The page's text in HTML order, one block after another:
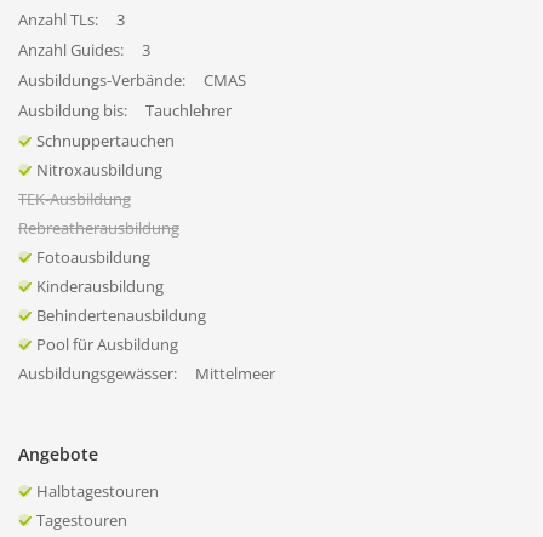
Anzahl TLs:
3
Anzahl Guides:
3
Ausbildungs-Verbände:
CMAS
Ausbildung bis:
Tauchlehrer
Schnuppertauchen
Nitroxausbildung
TEK-Ausbildung
Rebreatherausbildung
Fotoausbildung
Kinderausbildung
Behindertenausbildung
Pool für Ausbildung
Ausbildungsgewässer:
Mittelmeer
Angebote
Halbtagestouren
Tagestouren